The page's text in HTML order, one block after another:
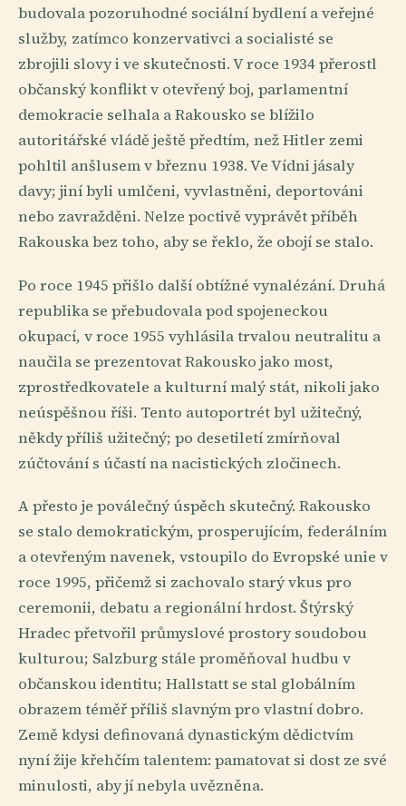
budovala pozoruhodné sociální bydlení a veřejné
služby, zatímco konzervativci a socialisté se
zbrojili slovy i ve skutečnosti. V roce 1934 přerostl
občanský konflikt v otevřený boj, parlamentní
demokracie selhala a Rakousko se blížilo
autoritářské vládě ještě předtím, než Hitler zemi
pohltil anšlusem v březnu 1938. Ve Vídni jásaly
davy; jiní byli umlčeni, vyvlastněni, deportováni
nebo zavražděni. Nelze poctivě vyprávět příběh
Rakouska bez toho, aby se řeklo, že obojí se stalo.
Po roce 1945 přišlo další obtížné vynalézání. Druhá
republika se přebudovala pod spojeneckou
okupací, v roce 1955 vyhlásila trvalou neutralitu a
naučila se prezentovat Rakousko jako most,
zprostředkovatele a kulturní malý stát, nikoli jako
neúspěšnou říši. Tento autoportrét byl užitečný,
někdy příliš užitečný; po desetiletí zmírňoval
zúčtování s účastí na nacistických zločinech.
A přesto je poválečný úspěch skutečný. Rakousko
se stalo demokratickým, prosperujícím, federálním
a otevřeným navenek, vstoupilo do Evropské unie v
roce 1995, přičemž si zachovalo starý vkus pro
ceremonii, debatu a regionální hrdost. Štýrský
Hradec přetvořil průmyslové prostory soudobou
kulturou; Salzburg stále proměňoval hudbu v
občanskou identitu; Hallstatt se stal globálním
obrazem téměř příliš slavným pro vlastní dobro.
Země kdysi definovaná dynastickým dědictvím
nyní žije křehčím talentem: pamatovat si dost ze své
minulosti, aby jí nebyla uvězněna.